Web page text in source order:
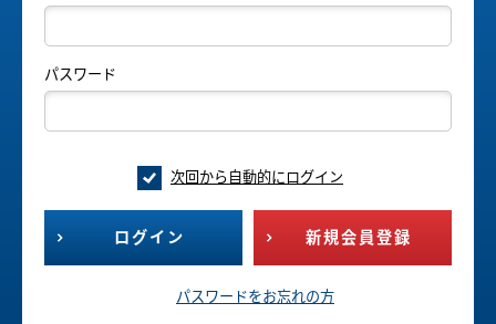
パスワード
次回から自動的にログイン
ログイン 新規会員登録
パスワードをお忘れの方